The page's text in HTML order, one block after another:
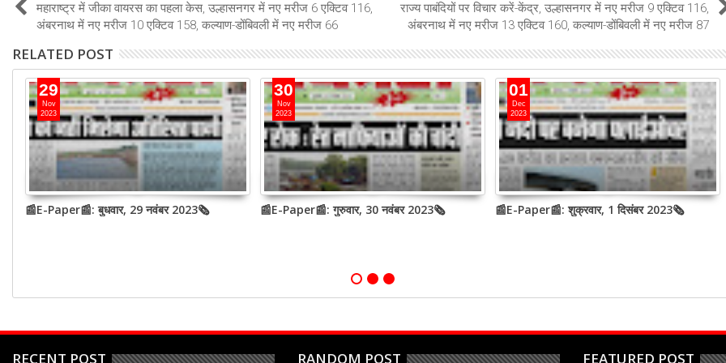
महाराष्ट्र में जीका वायरस का पहला केस, उल्हासनगर में नए मरीज 6 एक्टिव 116,
अंबरनाथ में नए मरीज 10 एक्टिव 158, कल्याण-डोंबिवली में नए मरीज 66
राज्य पाबंदियों पर विचार करें-केंद्र, उल्हासनगर में नए मरीज 9 एक्टिव 116,
अंबरनाथ में नए मरीज 13 एक्टिव 160, कल्याण-डोंबिवली में नए मरीज 87
RELATED POST
29
Nov
2023
📰E-Paper📰: बुधवार, 29 नवंबर 2023🗞
30
Nov
2023
📰E-Paper📰: गुरुवार, 30 नवंबर 2023🗞
01
Dec
2023
📰E-Paper📰: शुक्रवार, 1 दिसंबर 2023🗞
RECENT POST RANDOM POST FEATURED POST